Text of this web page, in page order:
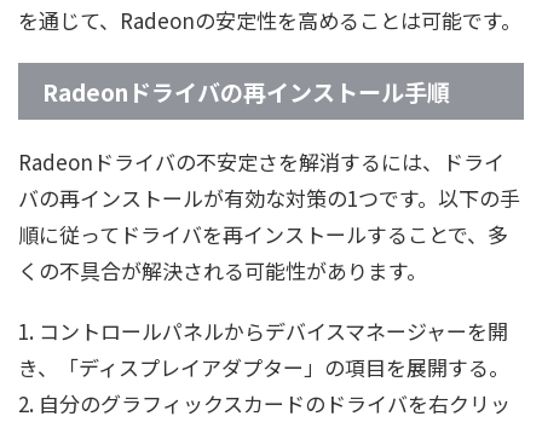
を通じて、Radeonの安定性を高めることは可能です。
Radeonドライバの再インストール手順
Radeonドライバの不安定さを解消するには、ドライ
バの再インストールが有効な対策の1つです。以下の手
順に従ってドライバを再インストールすることで、多
くの不具合が解決される可能性があります。
1. コントロールパネルからデバイスマネージャーを開
き、「ディスプレイアダプター」の項目を展開する。
2. 自分のグラフィックスカードのドライバを右クリッ